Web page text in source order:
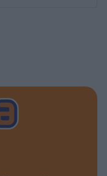
(@niemilkowski)